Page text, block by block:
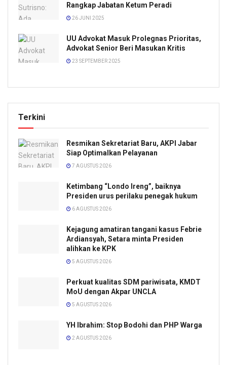
Rangkap Jabatan Ketum Peradi
26 JUNI 2025
UU Advokat Masuk Prolegnas Prioritas,
Advokat Senior Beri Masukan Kritis
23 SEPTEMBER 2025
Terkini
Resmikan Sekretariat Baru, AKPI Jabar
Siap Optimalkan Pelayanan
7 AGUSTUS 2026
Ketimbang “Londo Ireng”, baiknya
Presiden urus perilaku penegak hukum
6 AGUSTUS 2026
Kejagung amatiran tangani kasus Febrie
Ardiansyah, Setara minta Presiden
alihkan ke KPK
5 AGUSTUS 2026
Perkuat kualitas SDM pariwisata, KMDT
MoU dengan Akpar UNCLA
5 AGUSTUS 2026
YH Ibrahim: Stop Bodohi dan PHP Warga
2 AGUSTUS 2026